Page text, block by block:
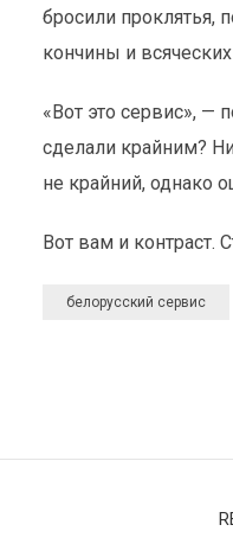
бросили проклятья,
кончины и
«Вот это сервис», —
сделали крайним?
не крайний, однако
Вот вам и контраст.
белорусский сервис